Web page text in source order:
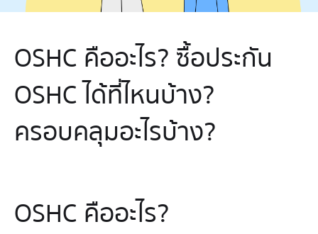
OSHC คืออะไร? ซื้อประกัน
OSHC ได้ที่ไหนบ้าง?
ครอบคลุมอะไรบ้าง?
OSHC คืออะไร?